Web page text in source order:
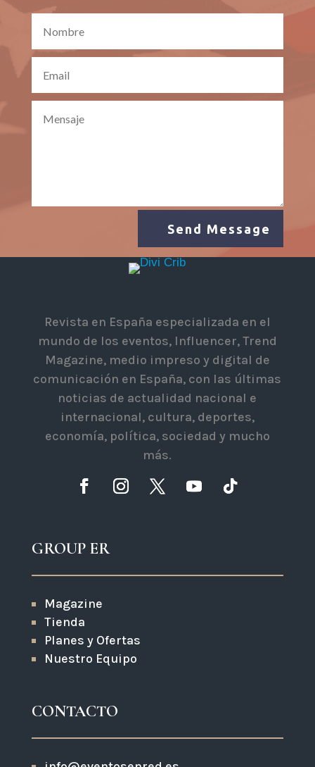
Send Message
Revista en España especializada en el
mundo de los eventos, Influencer, Trend
Magazine, medio impreso y digital de
comunicación en España, con las últimas
noticias de actualidad nacional e
internacional, cultura, deportes,
economía, política, sociedad y mucho
más.
GROUP ER
Magazine
Tienda
Planes y Ofertas
Nuestro Equipo
CONTACTO